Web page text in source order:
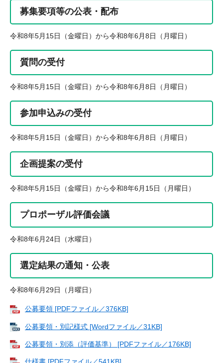
募集要項等の公表・配布
令和8年5月15日（金曜日）から令和8年6月8日（月曜日）
質問の受付
令和8年5月15日（金曜日）から令和8年6月8日（月曜日）
参加申込みの受付
令和8年5月15日（金曜日）から令和8年6月8日（月曜日）
企画提案の受付
令和8年5月15日（金曜日）から令和8年6月15日（月曜日）
プロポーザル評価会議
令和8年6月24日（水曜日）
選定結果の通知・公表
令和8年6月29日（月曜日）
公募要領 [PDFファイル／376KB]
公募要領・別記様式 [Wordファイル／31KB]
公募要領・別添（評価基準） [PDFファイル／176KB]